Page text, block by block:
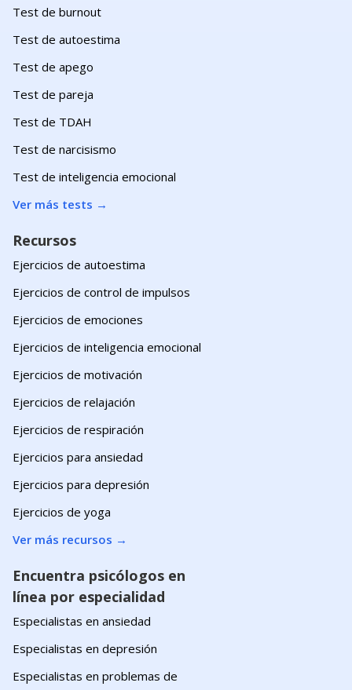
Test de burnout
Test de autoestima
Test de apego
Test de pareja
Test de TDAH
Test de narcisismo
Test de inteligencia emocional
Ver más tests →
Recursos
Ejercicios de autoestima
Ejercicios de control de impulsos
Ejercicios de emociones
Ejercicios de inteligencia emocional
Ejercicios de motivación
Ejercicios de relajación
Ejercicios de respiración
Ejercicios para ansiedad
Ejercicios para depresión
Ejercicios de yoga
Ver más recursos →
Encuentra psicólogos en
línea por especialidad
Especialistas en ansiedad
Especialistas en depresión
Especialistas en problemas de